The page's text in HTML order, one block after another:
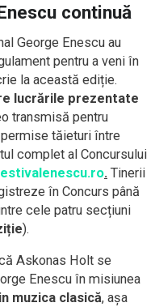
continuă
George Enescu au
pentru a veni în
la această ediție.
lucrările prezentate
transmisă pentru
tăieturi între
complet al Concursului
. Tinerii
în Concurs până
cele patru secțiuni
).
Askonas Holt se
Enescu în misiunea
muzica clasică, așa